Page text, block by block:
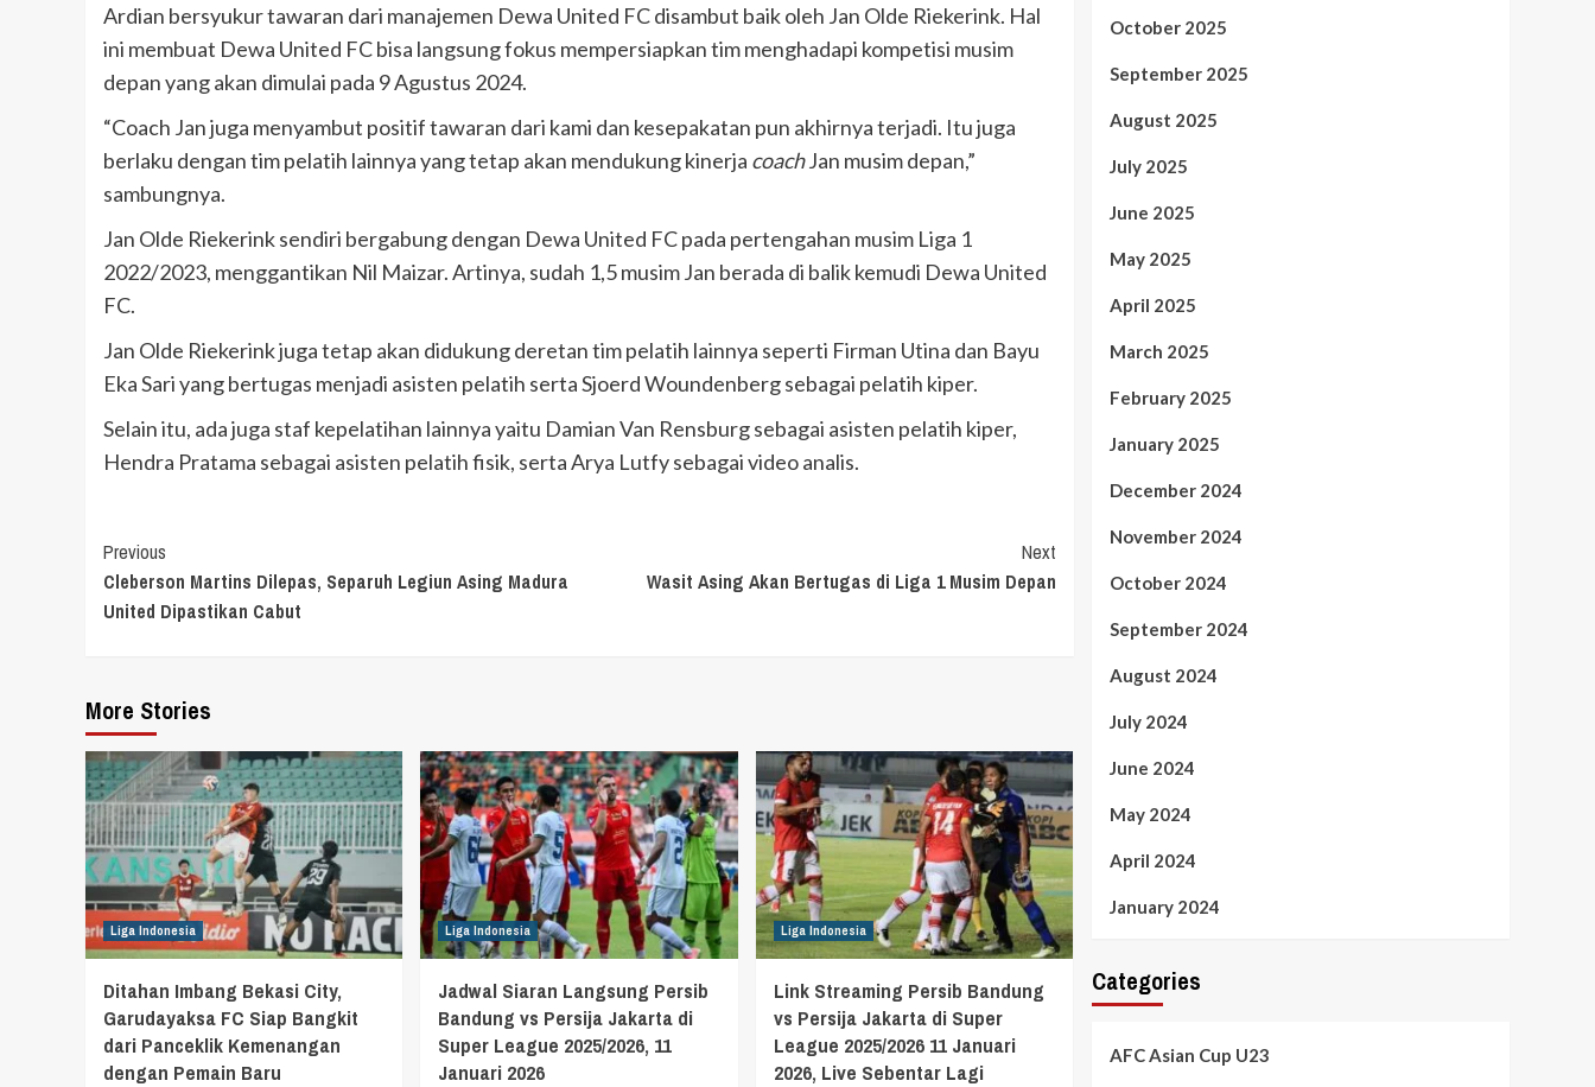
Ardian bersyukur tawaran dari manajemen Dewa United FC disambut baik oleh Jan Olde Riekerink. Hal
ini membuat Dewa United FC bisa langsung fokus mempersiapkan tim menghadapi kompetisi musim
depan yang akan dimulai pada 9 Agustus 2024.
“Coach Jan juga menyambut positif tawaran dari kami dan kesepakatan pun akhirnya terjadi. Itu juga
berlaku dengan tim pelatih lainnya yang tetap akan mendukung kinerja coachJan musim depan,”
sambungnya.
Jan Olde Riekerink sendiri bergabung dengan Dewa United FC pada pertengahan musim Liga 1
2022/2023, menggantikan Nil Maizar. Artinya, sudah 1,5 musim Jan berada di balik kemudi Dewa United
FC.
Jan Olde Riekerink juga tetap akan didukung deretan tim pelatih lainnya seperti Firman Utina dan Bayu
Eka Sari yang bertugas menjadi asisten pelatih serta Sjoerd Woundenberg sebagai pelatih kiper.
Selain itu, ada juga staf kepelatihan lainnya yaitu Damian Van Rensburg sebagai asisten pelatih kiper,
Hendra Pratama sebagai asisten pelatih fisik, serta Arya Lutfy sebagai video analis.
Continue
Reading
Previous
Cleberson Martins Dilepas, Separuh Legiun Asing Madura
United Dipastikan Cabut
Next
Wasit Asing Akan Bertugas di Liga 1 Musim Depan
More Stories
Liga Indonesia
Ditahan Imbang Bekasi City,
Garudayaksa FC Siap Bangkit
dari Panceklik Kemenangan
dengan Pemain Baru
Liga Indonesia
Jadwal Siaran Langsung Persib
Bandung vs Persija Jakarta di
Super League 2025/2026, 11
Januari 2026
Liga Indonesia
Link Streaming Persib Bandung
vs Persija Jakarta di Super
League 2025/2026 11 Januari
2026, Live Sebentar Lagi
October 2025
September 2025
August 2025
July 2025
June 2025
May 2025
April 2025
March 2025
February 2025
January 2025
December 2024
November 2024
October 2024
September 2024
August 2024
July 2024
June 2024
May 2024
April 2024
January 2024
Categories
AFC Asian Cup U23